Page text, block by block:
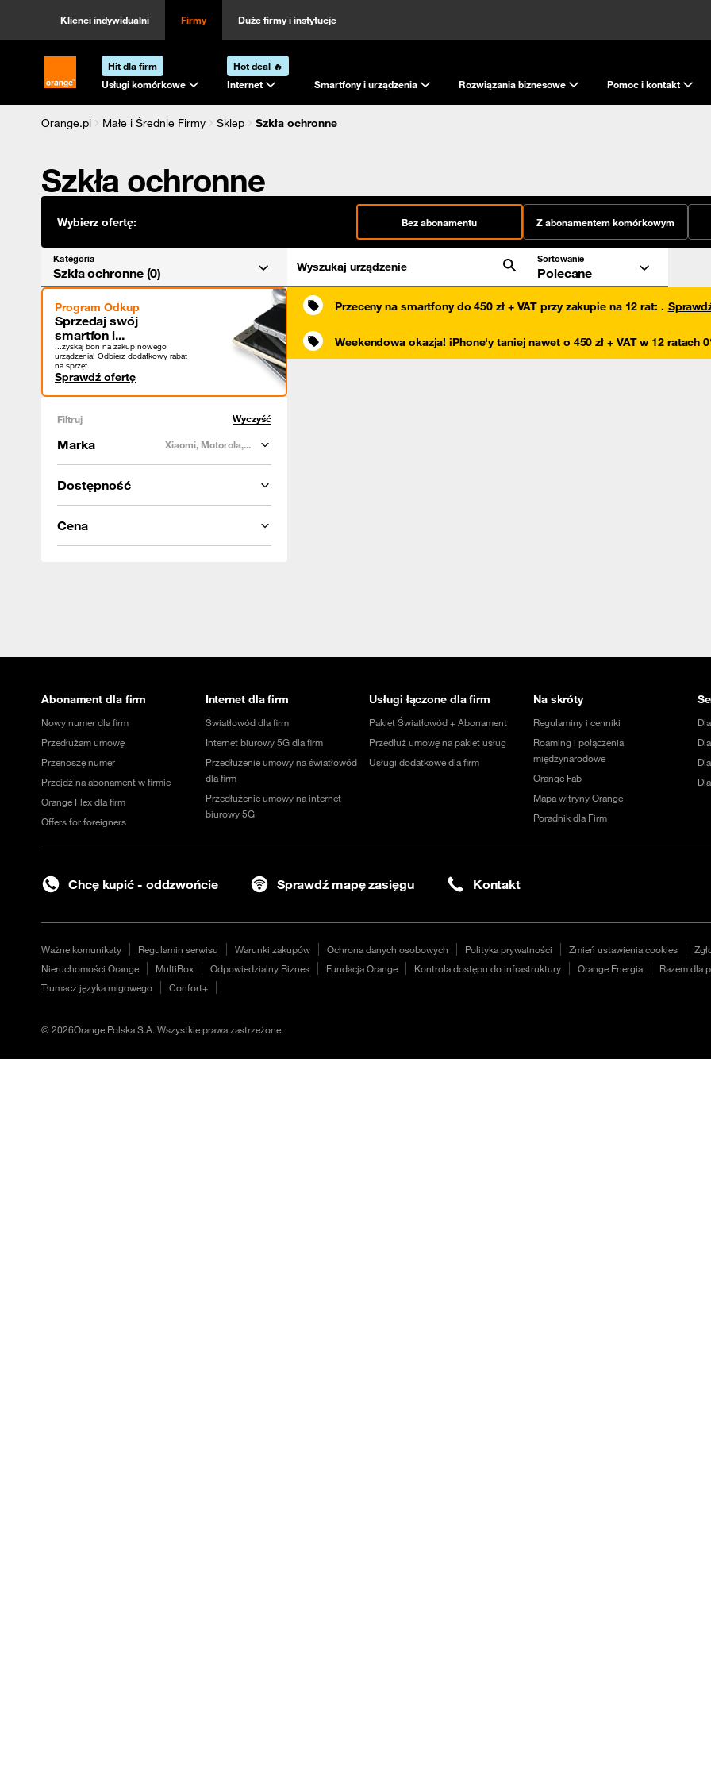
Klienci indywidualni Firmy Duże firmy i instytucje
Strona główna Orange.pl
Hit dla firm
Usługi komórkowe
Hot deal 🔥
Internet
Smartfony i urządzenia Rozwiązania biznesowe Pomoc i kontakt
Orange.pl Małe i Średnie Firmy Sklep
Szkła ochronne
Szkła ochronne
Wybierz ofertę: Bez abonamentu Z abonamentem komórkowym
Kategoria
Szkła ochronne (0) Wyszukaj urządzenie
Sortowanie
Polecane
Program Odkup
Sprzedaj swój
smartfon i...
...zyskaj bon na zakup nowego
urządzenia! Odbierz dodatkowy rabat
na sprzęt.
Sprawdź ofertę
Filtruj Wyczyść
Marka Xiaomi, Motorola,...
Dostępność
Cena
Przeceny na smartfony do 450 zł + VAT przy zakupie na 12 rat: .
Weekendowa okazja! iPhone'y taniej nawet o 450 zł + VAT w 12 ratach
Abonament dla firm
Nowy numer dla firm
Przedłużam umowę
Przenoszę numer
Przejdź na abonament w firmie
Orange Flex dla firm
Offers for foreigners
Internet dla firm
Światłowód dla firm
Internet biurowy 5G dla firm
Przedłużenie umowy na światłowód
dla firm
Przedłużenie umowy na internet
biurowy 5G
Usługi łączone dla firm
Pakiet Światłowód + Abonament
Przedłuż umowę na pakiet usług
Usługi dodatkowe dla firm
Na skróty
Regulaminy i cenniki
Roaming i połączenia
międzynarodowe
Orange Fab
Mapa witryny Orange
Poradnik dla Firm
Chcę kupić - oddzwońcie Sprawdź mapę zasięgu Kontakt
Ważne komunikaty Regulamin serwisu Warunki zakupów Ochrona danych osobowych Polityka prywatności Zmień ustawienia cookies
Nieruchomości Orange
MultiBox Odpowiedzialny Biznes Fundacja Orange Kontrola dostępu do infrastruktury Orange Energia Razem dla
Tłumacz języka migowego
Confort+
©2026Orange Polska S.A. Wszystkie prawa zastrzeżone.